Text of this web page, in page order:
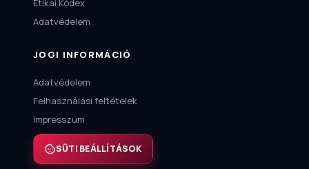
Etikai Kódex
Adatvédelem
JOGI INFORMÁCIÓ
Adatvédelem
Felhasználási feltételek
Impresszum
SÜTI BEÁLLÍTÁSOK